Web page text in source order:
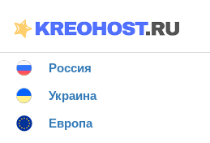
Россия
Украина
Европа